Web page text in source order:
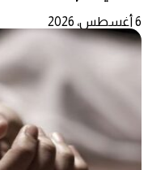
6 أغسطس، 2026